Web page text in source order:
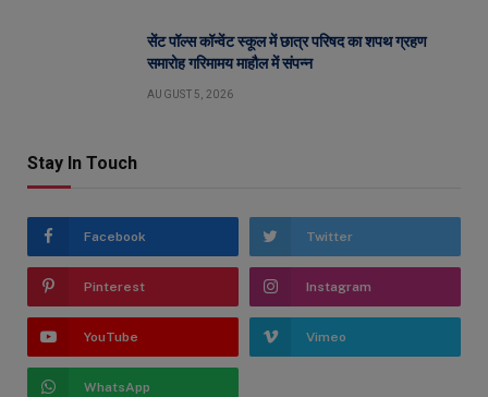
सेंट पॉल्स कॉन्वेंट स्कूल में छात्र परिषद का शपथ ग्रहण
समारोह गरिमामय माहौल में संपन्न
AUGUST 5, 2026
Stay In Touch
Facebook Twitter
Pinterest Instagram
YouTube Vimeo
WhatsApp